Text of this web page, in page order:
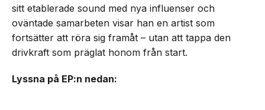
sitt etablerade sound med nya influenser och
oväntade samarbeten visar han en artist som
fortsätter att röra sig framåt – utan att tappa den
drivkraft som präglat honom från start.
Lyssna på EP:n nedan: